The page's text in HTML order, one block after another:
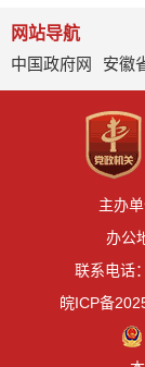
网站导航
中国政府网
安徽
主办
办公
联系电话
皖ICP备